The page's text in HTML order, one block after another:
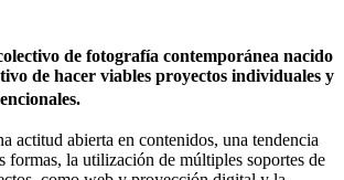
de fotografía contemporánea nacido
de hacer viables proyectos individuales y
actitud abierta en contenidos, una tendencia
formas, la utilización de múltiples soportes de